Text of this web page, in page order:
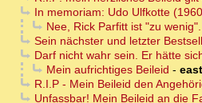
In memoriam: Udo Ulfkotte
Nee, Rick Parfitt ist "zu
Sein nächster und letzter
Darf nicht wahr sein. Er hätte
Mein aufrichtiges Beileid -
R.I.P - Mein Beileid den
Unfassbar! Mein Beileid an die